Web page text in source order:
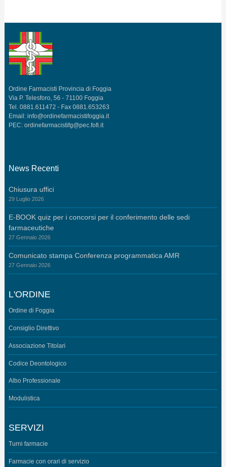
Ordine Farmacisti Provincia di Foggia
Via P. Telesforo, 56 - 71100 Foggia
Tel. 0881.611472 - Fax 0881.653263
Email: info@ordinefarmacistifoggia.it
PEC: ordinefarmacistifg@pec.fofi.it
News Recenti
Chiusura uffici
29 Luglio 2026
E-BOOK quiz per i concorsi per il conferimento delle sedi
farmaceutiche
27 Gennaio 2026
Comunicato stampa Conferenza programmatica AMR
27 Gennaio 2026
L'ORDINE
Ordine di Foggia
Consiglio Direttivo
Associazione Titolari
Codice Deontologico
Albo Professionale
Modulistica
SERVIZI
Turni farmacie
Farmacie con orari di servizio